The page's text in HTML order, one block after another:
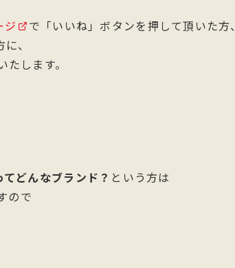
ジ
で「いいね」ボタンを押して頂いた方、
、
します。
どんなブランド？ という方は
ので